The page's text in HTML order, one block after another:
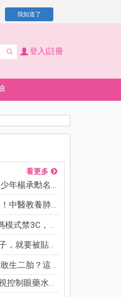
我知道了
登入|註冊
看更多
年楊承勳名...
中醫教養肺...
禁3C，看...
就要被貼「...
二胎？這8...
制眼藥水納...